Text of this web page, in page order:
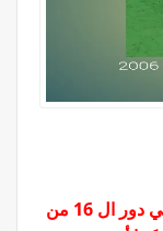
ميسي أكثر لاعب تسجيلا" للأهداف في دور ال 16 من